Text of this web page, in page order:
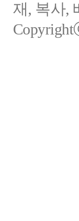
재, 복사,